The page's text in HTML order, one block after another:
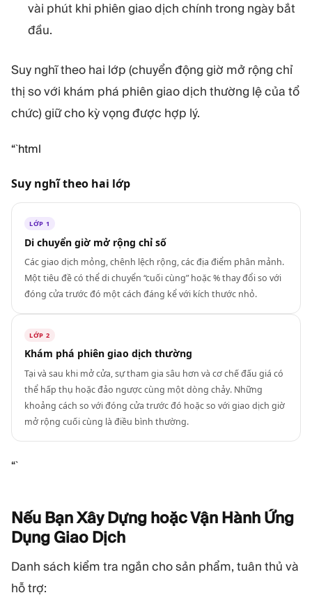
vài phút khi phiên giao dịch chính trong ngày bắt
đầu.
Suy nghĩ theo hai lớp (chuyển động giờ mở rộng chỉ
thị so với khám phá phiên giao dịch thường lệ của tổ
chức) giữ cho kỳ vọng được hợp lý.
“`html
Suy nghĩ theo hai lớp
LỚP 1
Di chuyển giờ mở rộng chỉ số
Các giao dịch mỏng, chênh lệch rộng, các địa điểm phân mảnh.
Một tiêu đề có thể di chuyển “cuối cùng” hoặc % thay đổi so với
đóng cửa trước đó một cách đáng kể với kích thước nhỏ.
LỚP 2
Khám phá phiên giao dịch thường
Tại và sau khi mở cửa, sự tham gia sâu hơn và cơ chế đấu giá có
thể hấp thụ hoặc đảo ngược cùng một dòng chảy. Những
khoảng cách so với đóng cửa trước đó hoặc so với giao dịch giờ
mở rộng cuối cùng là điều bình thường.
“`
Nếu Bạn Xây Dựng hoặc Vận Hành Ứng
Dụng Giao Dịch
Danh sách kiểm tra ngắn cho sản phẩm, tuân thủ và
hỗ trợ: